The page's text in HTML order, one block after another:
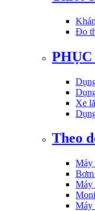
Đo
Xe
Theo
Máy
Bơm
Máy
Máy